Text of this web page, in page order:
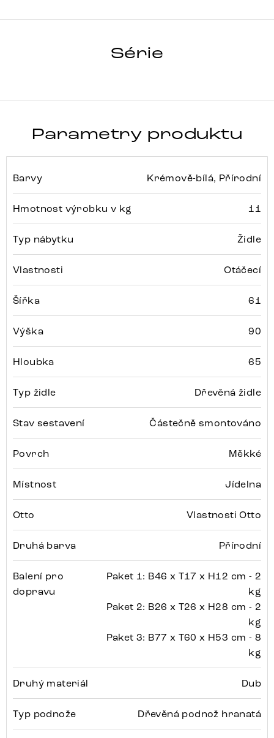
Série
ALJA-FLEX
Parametry produktu
Barvy Krémově-bílá, Přírodní
Hmotnost výrobku v kg 11
Typ nábytku Židle
Vlastnosti Otáčecí
Šířka 61
Výška 90
Hloubka 65
Typ židle Dřevěná židle
Stav sestavení Částečně smontováno
Povrch Měkké
Místnost Jídelna
Otto Vlastnosti Otto
Druhá barva Přírodní
Balení pro
dopravu
Paket 1: B46 x T17 x H12 cm - 2
kg
Paket 2: B26 x T26 x H28 cm - 2
kg
Paket 3: B77 x T60 x H53 cm - 8
kg
Druhý materiál Dub
Typ podnože Dřevěná podnož hranatá